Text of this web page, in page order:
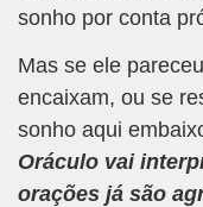
sonho por conta
Mas se ele
encaixam, ou se
sonho aqui
Oráculo vai
orações já são